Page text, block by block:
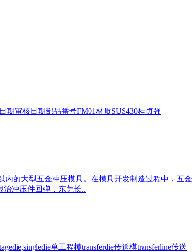
审核日期部品番号FM01材质SUS430桂贞强
的大型五金冲压模具。在模具开发制造过程中，五金
治冲压件回弹，东莞长..
单工程模transferdie传送模transferline传送